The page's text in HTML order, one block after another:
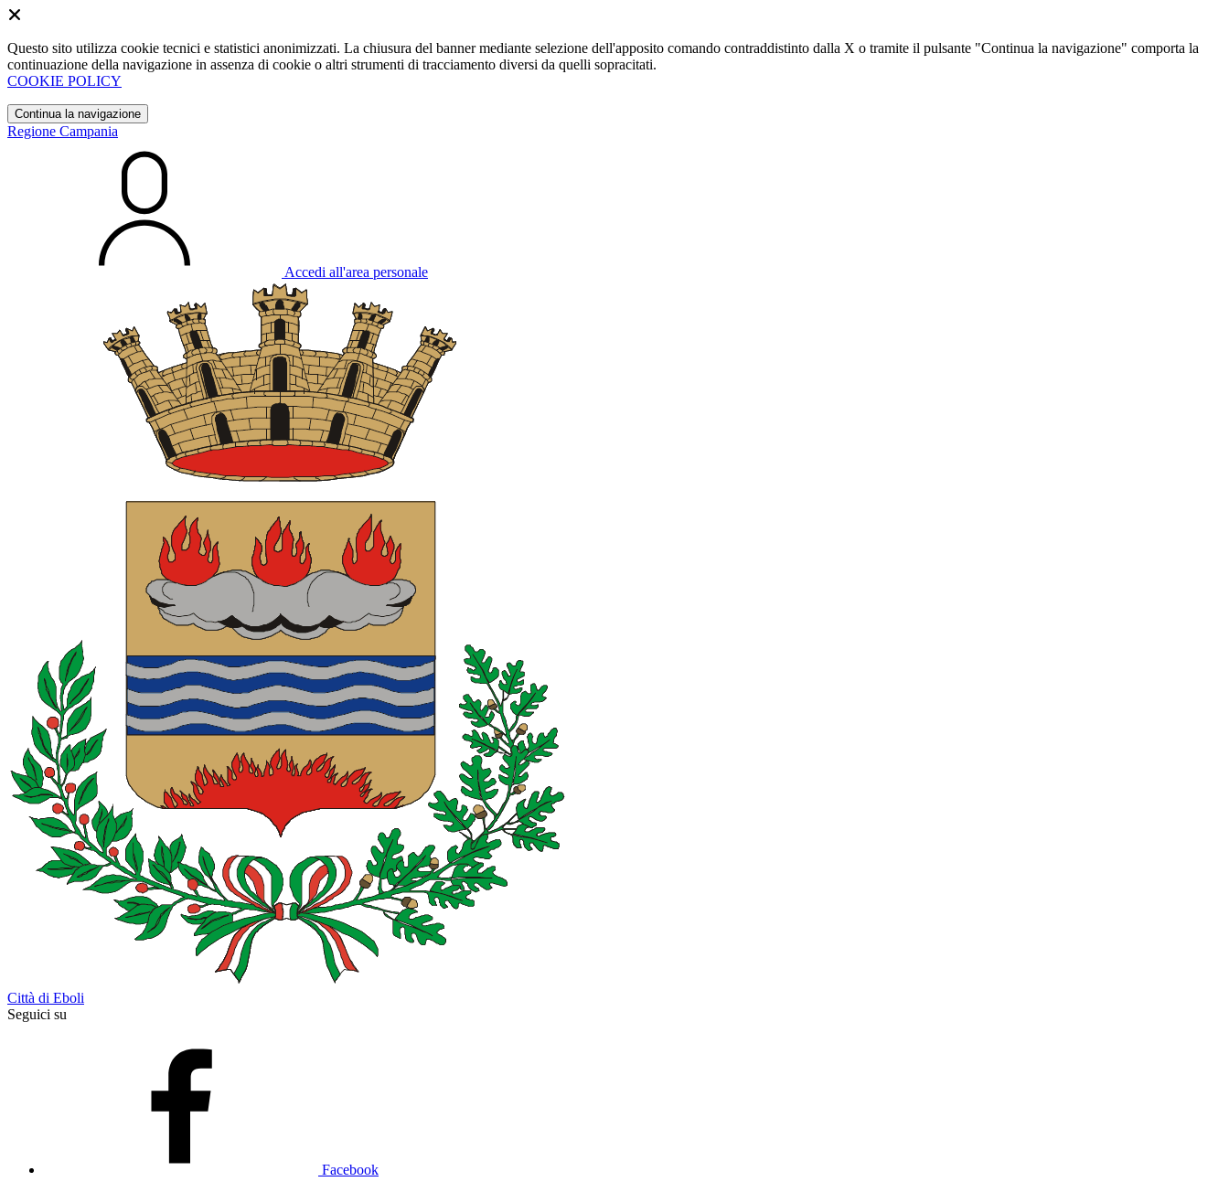
Questo sito utilizza cookie tecnici e statistici anonimizzati. La chiusura del banner mediante selezione dell'apposito comando contraddistinto dalla X o tramite il pulsante "Continua la navigazione" comporta la
continuazione della navigazione in assenza di cookie o altri strumenti di tracciamento diversi da quelli sopracitati.
COOKIE POLICY
Continua la navigazione
Regione Campania
Accedi all'area personale
Città di Eboli
Seguici su
Facebook